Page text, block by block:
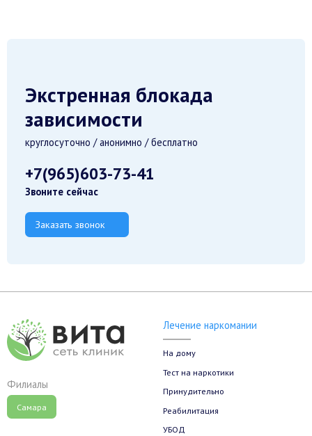
Экстренная блокада
зависимости
круглосуточно / анонимно / бесплатно
+7(965)603-73-41
Звоните сейчас
Заказать звонок
Филиалы
Самара
Лечение наркомании
На дому
Тест на наркотики
Принудительно
Реабилитация
УБОД